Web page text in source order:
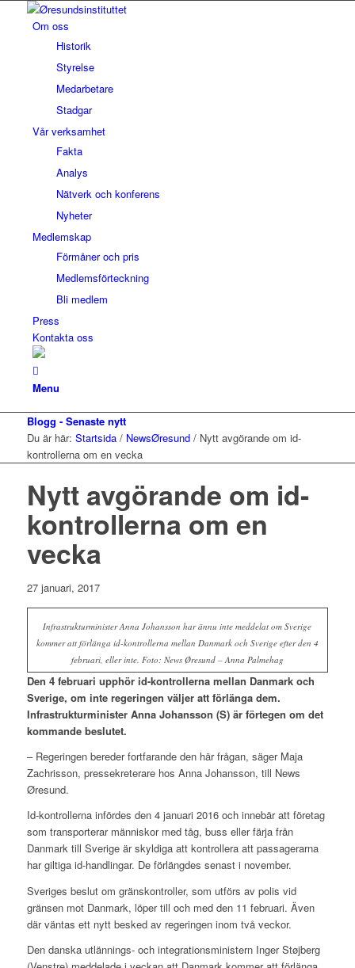
Om oss
Historik
Styrelse
Medarbetare
Stadgar
Vår verksamhet
Fakta
Analys
Nätverk och konferens
Nyheter
Medlemskap
Förmåner och pris
Medlemsförteckning
Bli medlem
Press
Kontakta oss
Menu
Blogg - Senaste nytt
Du är här: Startsida / NewsØresund / Nytt avgörande om id-
kontrollerna om en vecka
Nytt avgörande om id-
kontrollerna om en
vecka
27 januari, 2017
Infrastrukturminister Anna Johansson har ännu inte meddelat om Sverige
kommer att förlänga id-kontrollerna mellan Danmark och Sverige efter den 4
februari, eller inte. Foto: News Øresund – Anna Palmehag
Den 4 februari upphör id-kontrollerna mellan Danmark och
Sverige, om inte regeringen väljer att förlänga dem.
Infrastrukturminister Anna Johansson (S) är förtegen om det
kommande beslutet.
– Regeringen bereder fortfarande den här frågan, säger Maja
Zachrisson, pressekreterare hos Anna Johansson, till News
Øresund.
Id-kontrollerna infördes den 4 januari 2016 och innebär att företag
som transporterar människor med tåg, buss eller färja från
Danmark till Sverige är skyldiga att kontrollera att passagerarna
har giltiga id-handlingar. De förlängdes senast i november.
Sveriges beslut om gränskontroller, som utförs av polis vid
gränsen mot Danmark, löper till och med den 11 februari. Även
där väntas ett nytt besked av regeringen inom två veckor.
Den danska utlännings- och integrationsministern Inger Støjberg